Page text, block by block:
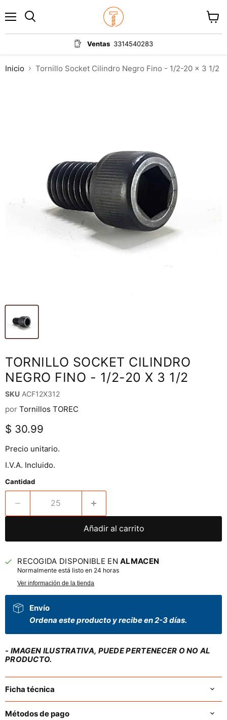
Ventas 3314540283
carrito
Inicio Tornillo Socket Cilindro Negro Fino - 1/2-20 x 3 1/2
TORNILLO SOCKET CILINDRO
NEGRO FINO - 1/2-20 X 3 1/2
SKU ACF12X312
por Tornillos TOREC
Precio actual
$ 30.99
Precio unitario.
I.V.A. Incluido.
Cantidad
Añadir al carrito
RECOGIDA DISPONIBLE ENALMACEN
Normalmente está listo en 24 horas
Ver información de la tienda
Envío
Ordena este producto y recibe en 2-3 días.
- IMAGEN ILUSTRATIVA, PUEDE PERTENECER O NO AL
PRODUCTO.
Ficha técnica
Métodos de pago